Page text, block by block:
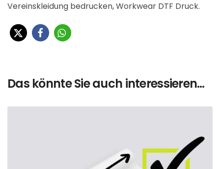
Vereinskleidung bedrucken, Workwear DTF Druck.
Das könnte Sie auch interessieren…